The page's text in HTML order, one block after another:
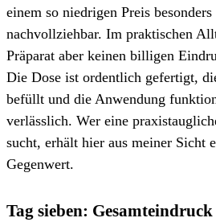
einem so niedrigen Preis
nachvollziehbar. Im praktischen
Präparat aber keinen billigen
Die Dose ist ordentlich gefertigt,
befüllt und die Anwendung
verlässlich. Wer eine
sucht, erhält hier aus meiner Sicht
Gegenwert.
Tag sieben: